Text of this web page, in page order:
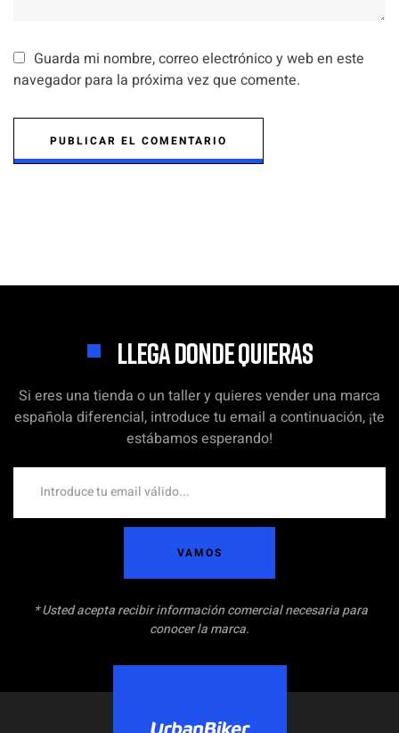
Guarda mi nombre, correo electrónico y web en este
navegador para la próxima vez que comente.
PUBLICAR EL COMENTARIO
LLEGA DONDE QUIERAS
Si eres una tienda o un taller y quieres vender una marca
española diferencial, introduce tu email a continuación, ¡te
estábamos esperando!
VAMOS
* Usted acepta recibir información comercial necesaria para
conocer la marca.